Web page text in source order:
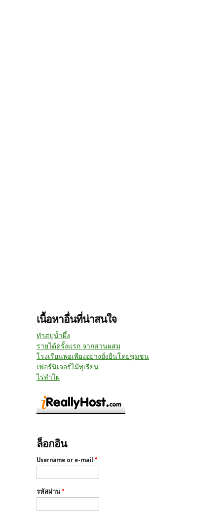
เนื้อหาอื่นที่น่าสนใจ
ทำสบู่น้ำผึ้ง
รายได้ครั้งแรก จากสวนผสม
โรงเรียนพอเพียงอย่างยั่งยืนโดยชุมชน
เฟอร์นิเจอร์ไม้ทุเรียน
ไร่ลำไผ่
ล็อกอิน
Username or e-mail *
รหัสผ่าน *